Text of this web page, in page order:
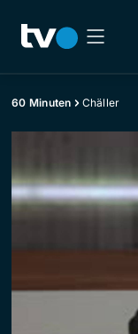
60 Minuten Chäller